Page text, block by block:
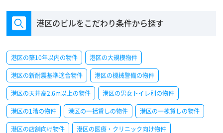
港区のビルをこだわり条件から探す
港区の築10年以内の物件 港区の大規模物件
港区の新耐震基準適合物件 港区の機械警備の物件
港区の天井高2.6m以上の物件 港区の男女トイレ別の物件
港区の1階の物件 港区の一括貸しの物件 港区の一棟貸しの物件
港区の店舗向け物件 港区の医療・クリニック向け物件